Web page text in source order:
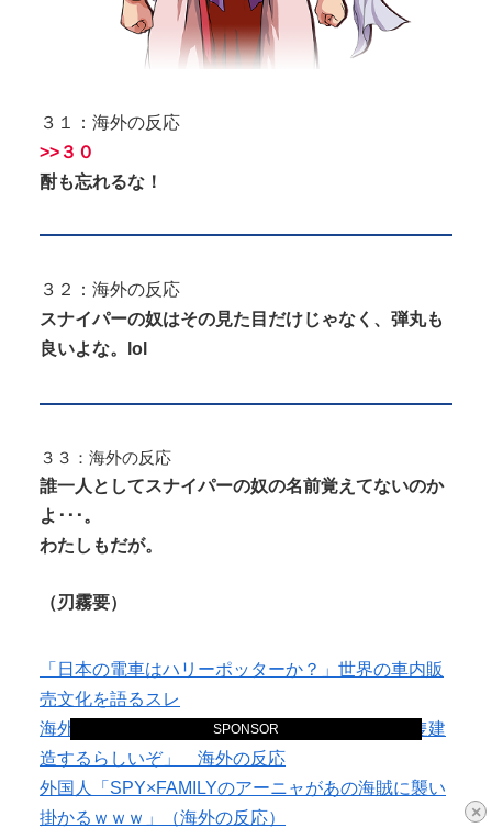
×
３１：海外の反応
>>３０
酎も忘れるな！
３２：海外の反応
スナイパーの奴はその見た目だけじゃなく、弾丸も
良いよな。lol
３３：海外の反応
誰一人としてスナイパーの奴の名前覚えてないのか
よ･･･。
わたしもだが。
（刃霧要）
「日本の電車はハリーポッターか？」世界の車内販
売文化を語るスレ
海外「日本が2万トン級の超巨大イージス艦を2隻建
造するらしいぞ」 海外の反応
外国人「SPY×FAMILYのアーニャがあの海賊に襲い
掛かるｗｗｗ」（海外の反応）
SPONSOR